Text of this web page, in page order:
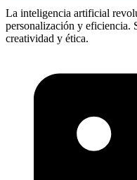
La inteligencia artificial
personalización y eficiencia.
creatividad y ética.